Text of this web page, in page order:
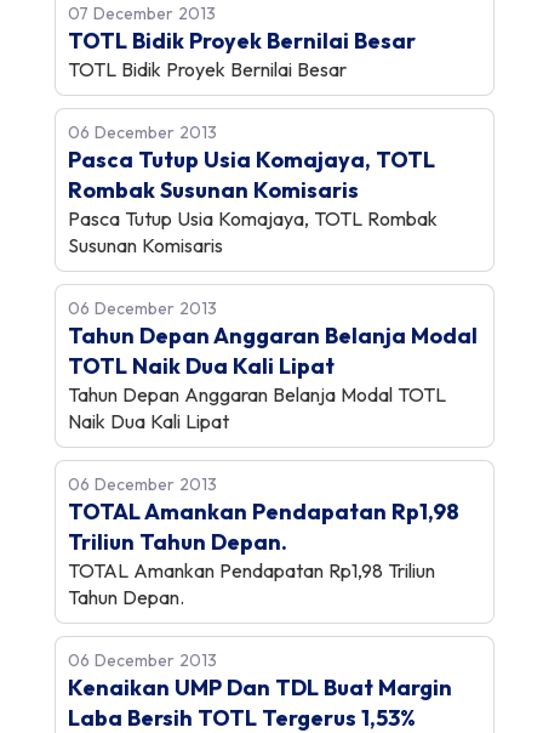
07 December 2013
TOTL Bidik Proyek Bernilai Besar
TOTL Bidik Proyek Bernilai Besar
06 December 2013
Pasca Tutup Usia Komajaya, TOTL
Rombak Susunan Komisaris
Pasca Tutup Usia Komajaya, TOTL Rombak
Susunan Komisaris
06 December 2013
Tahun Depan Anggaran Belanja Modal
TOTL Naik Dua Kali Lipat
Tahun Depan Anggaran Belanja Modal TOTL
Naik Dua Kali Lipat
06 December 2013
TOTAL Amankan Pendapatan Rp1,98
Triliun Tahun Depan.
TOTAL Amankan Pendapatan Rp1,98 Triliun
Tahun Depan.
06 December 2013
Kenaikan UMP Dan TDL Buat Margin
Laba Bersih TOTL Tergerus 1,53%